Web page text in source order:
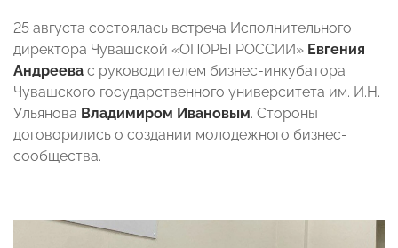
25 августа состоялась встреча Исполнительного
директора Чувашской «ОПОРЫ РОССИИ» Евгения
Андреева с руководителем бизнес-инкубатора
Чувашского государственного университета им. И.Н.
Ульянова Владимиром Ивановым. Стороны
договорились о создании молодежного бизнес-
сообщества.